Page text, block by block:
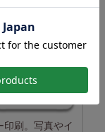
印刷。写真やイ